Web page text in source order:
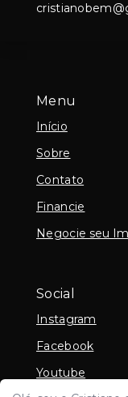
Menu
Início
Sobre
Contato
Financie
Negocie seu
Social
Instagram
Facebook
Youtube